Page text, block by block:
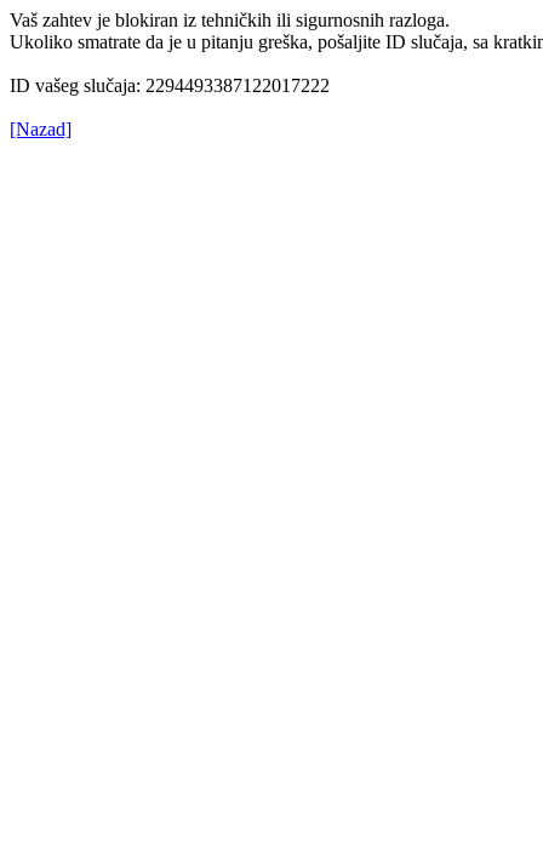
Vaš zahtev je blokiran iz tehničkih ili sigurnosnih razloga.
Ukoliko smatrate da je u pitanju greška, pošaljite ID slučaja, sa
ID vašeg slučaja: 2294493387122017222
[Nazad]